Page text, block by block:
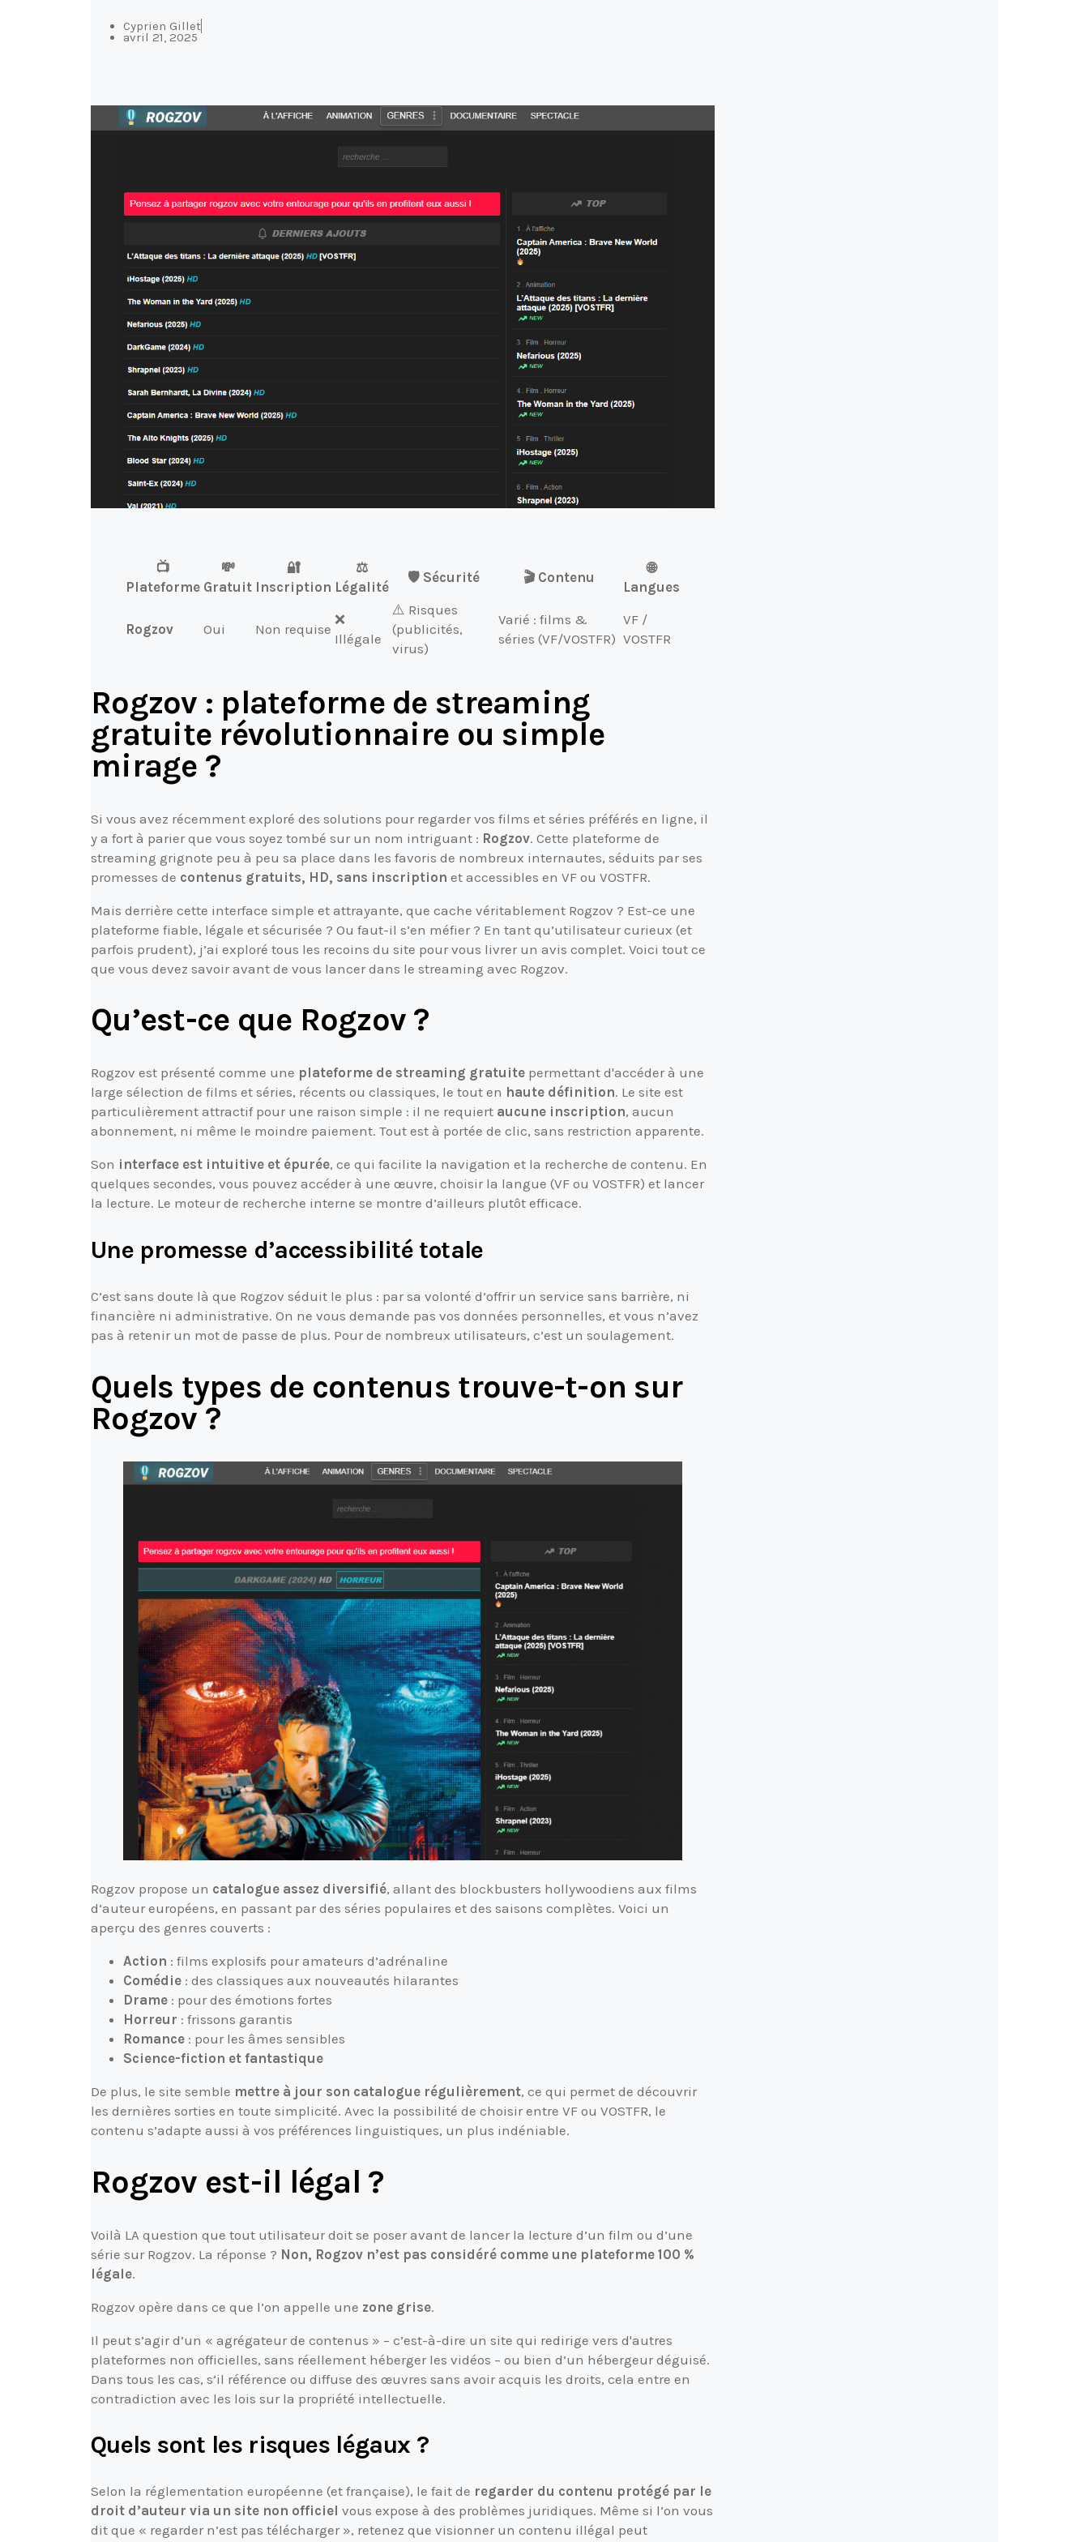
Cyprien Gillet
avril 21, 2025
📺
Plateforme
💸
Gratuit
🔐
Inscription
⚖️
Légalité
🛡️ Sécurité 🎬 Contenu
🌐
Langues
Rogzov Oui Non requise
❌
Illégale
⚠️ Risques
(publicités,
virus)
Varié : films &
séries (VF/VOSTFR)
VF /
VOSTFR
Rogzov : plateforme de streaming
gratuite révolutionnaire ou simple
mirage ?
Si vous avez récemment exploré des solutions pour regarder vos films et séries préférés en ligne, il
y a fort à parier que vous soyez tombé sur un nom intriguant : Rogzov. Cette plateforme de
streaming grignote peu à peu sa place dans les favoris de nombreux internautes, séduits par ses
promesses de contenus gratuits, HD, sans inscription et accessibles en VF ou VOSTFR.
Mais derrière cette interface simple et attrayante, que cache véritablement Rogzov ? Est-ce une
plateforme fiable, légale et sécurisée ? Ou faut-il s’en méfier ? En tant qu’utilisateur curieux (et
parfois prudent), j’ai exploré tous les recoins du site pour vous livrer un avis complet. Voici tout ce
que vous devez savoir avant de vous lancer dans le streaming avec Rogzov.
Qu’est-ce que Rogzov ?
Rogzov est présenté comme une plateforme de streaming gratuite permettant d'accéder à une
large sélection de films et séries, récents ou classiques, le tout en haute définition. Le site est
particulièrement attractif pour une raison simple : il ne requiert aucune inscription, aucun
abonnement, ni même le moindre paiement. Tout est à portée de clic, sans restriction apparente.
Son interface est intuitive et épurée, ce qui facilite la navigation et la recherche de contenu. En
quelques secondes, vous pouvez accéder à une œuvre, choisir la langue (VF ou VOSTFR) et lancer
la lecture. Le moteur de recherche interne se montre d’ailleurs plutôt efficace.
Une promesse d’accessibilité totale
C’est sans doute là que Rogzov séduit le plus : par sa volonté d’offrir un service sans barrière, ni
financière ni administrative. On ne vous demande pas vos données personnelles, et vous n’avez
pas à retenir un mot de passe de plus. Pour de nombreux utilisateurs, c’est un soulagement.
Quels types de contenus trouve-t-on sur
Rogzov ?
Rogzov propose un catalogue assez diversifié, allant des blockbusters hollywoodiens aux films
d’auteur européens, en passant par des séries populaires et des saisons complètes. Voici un
aperçu des genres couverts :
Action : films explosifs pour amateurs d’adrénaline
Comédie : des classiques aux nouveautés hilarantes
Drame : pour des émotions fortes
Horreur : frissons garantis
Romance : pour les âmes sensibles
Science-fiction et fantastique
De plus, le site semble mettre à jour son catalogue régulièrement, ce qui permet de découvrir
les dernières sorties en toute simplicité. Avec la possibilité de choisir entre VF ou VOSTFR, le
contenu s’adapte aussi à vos préférences linguistiques, un plus indéniable.
Rogzov est-il légal ?
Voilà LA question que tout utilisateur doit se poser avant de lancer la lecture d’un film ou d’une
série sur Rogzov. La réponse ? Non, Rogzov n’est pas considéré comme une plateforme 100 %
légale.
Rogzov opère dans ce que l’on appelle une zone grise.
Il peut s’agir d’un « agrégateur de contenus » – c’est-à-dire un site qui redirige vers d'autres
plateformes non officielles, sans réellement héberger les vidéos – ou bien d’un hébergeur déguisé.
Dans tous les cas, s’il référence ou diffuse des œuvres sans avoir acquis les droits, cela entre en
contradiction avec les lois sur la propriété intellectuelle.
Quels sont les risques légaux ?
Selon la réglementation européenne (et française), le fait de regarder du contenu protégé par le
droit d’auteur via un site non officiel vous expose à des problèmes juridiques. Même si l’on vous
dit que « regarder n’est pas télécharger », retenez que visionner un contenu illégal peut